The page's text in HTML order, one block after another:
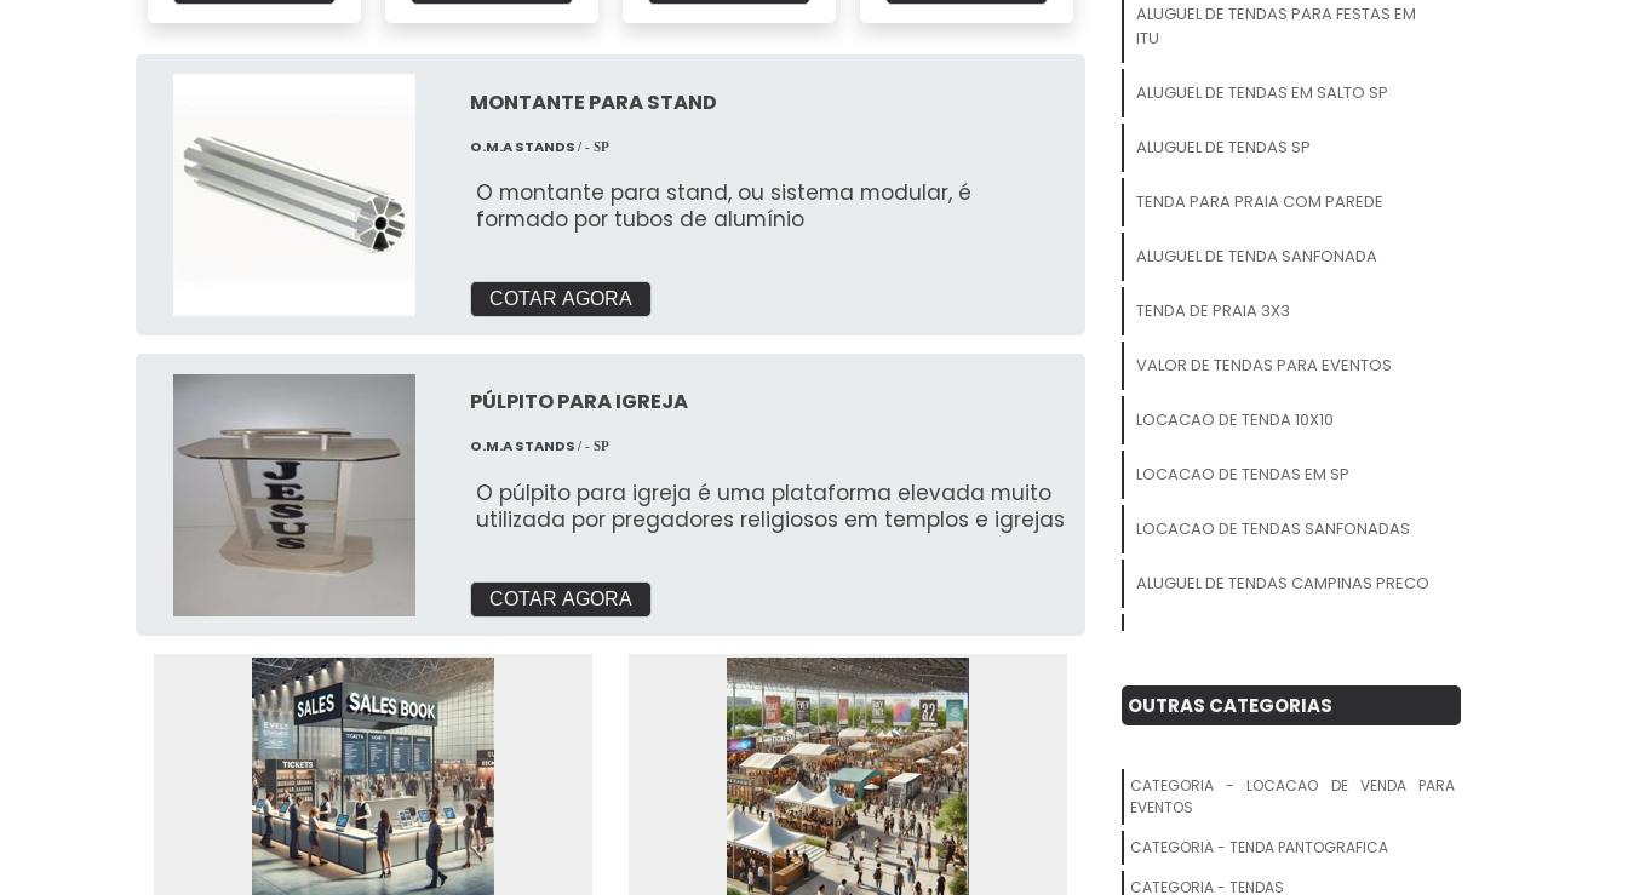
MONTANTE PARA STAND
O.M.A STANDS/ - SP
O montante para stand, ou sistema modular, é
formado por tubos de alumínio
COTAR AGORA
PÚLPITO PARA IGREJA
O.M.A STANDS/ - SP
O púlpito para igreja é uma plataforma elevada muito
utilizada por pregadores religiosos em templos e igrejas
COTAR AGORA
ALUGUEL DE TENDAS PARA FESTAS EM
ITU
ALUGUEL DE TENDAS EM SALTO SP
ALUGUEL DE TENDAS SP
TENDA PARA PRAIA COM PAREDE
ALUGUEL DE TENDA SANFONADA
TENDA DE PRAIA 3X3
VALOR DE TENDAS PARA EVENTOS
LOCACAO DE TENDA 10X10
LOCACAO DE TENDAS EM SP
LOCACAO DE TENDAS SANFONADAS
ALUGUEL DE TENDAS CAMPINAS PRECO
VALOR DE ALUGUEL DE TENDAS
TENDA DE PRAIA 2X2
OUTRAS CATEGORIAS
CATEGORIA - LOCACAO DE VENDA PARA
EVENTOS
CATEGORIA - TENDA PANTOGRAFICA
CATEGORIA - TENDAS